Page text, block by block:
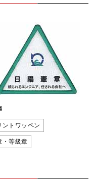
ントワッペン
・等級章